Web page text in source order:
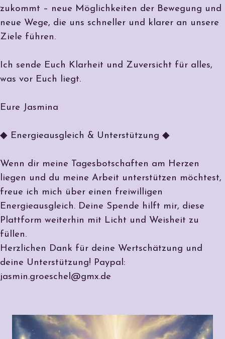
zukommt – neue Möglichkeiten der Bewegung und
neue Wege, die uns schneller und klarer an unsere
Ziele führen.
Ich sende Euch Klarheit und Zuversicht für alles,
was vor Euch liegt.
Eure Jasmina
◆ Energieausgleich & Unterstützung ◆
Wenn dir meine Tagesbotschaften am Herzen
liegen und du meine Arbeit unterstützen möchtest,
freue ich mich über einen freiwilligen
Energieausgleich. Deine Spende hilft mir, diese
Plattform weiterhin mit Licht und Weisheit zu
füllen.
Herzlichen Dank für deine Wertschätzung und
deine Unterstützung! Paypal:
jasmin.groeschel@gmx.de